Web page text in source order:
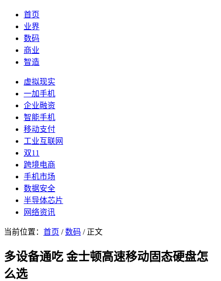
首页
业界
数码
商业
智造
虚拟现实
一加手机
企业融资
智能手机
移动支付
工业互联网
双11
跨境电商
手机市场
数据安全
半导体芯片
网络资讯
当前位置： 首页 /数码 / 正文
多设备通吃 金士顿高速移动固态硬盘怎
么选